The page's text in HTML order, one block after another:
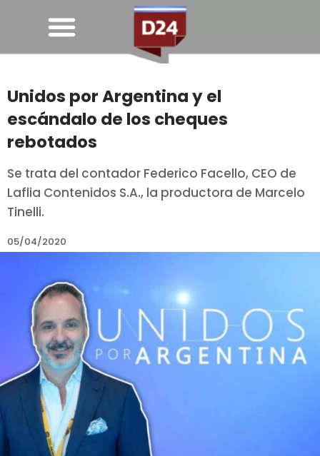
Unidos por Argentina y el
escándalo de los cheques
rebotados
Se trata del contador Federico Facello, CEO de
Laflia Contenidos S.A., la productora de Marcelo
Tinelli.
05/04/2020